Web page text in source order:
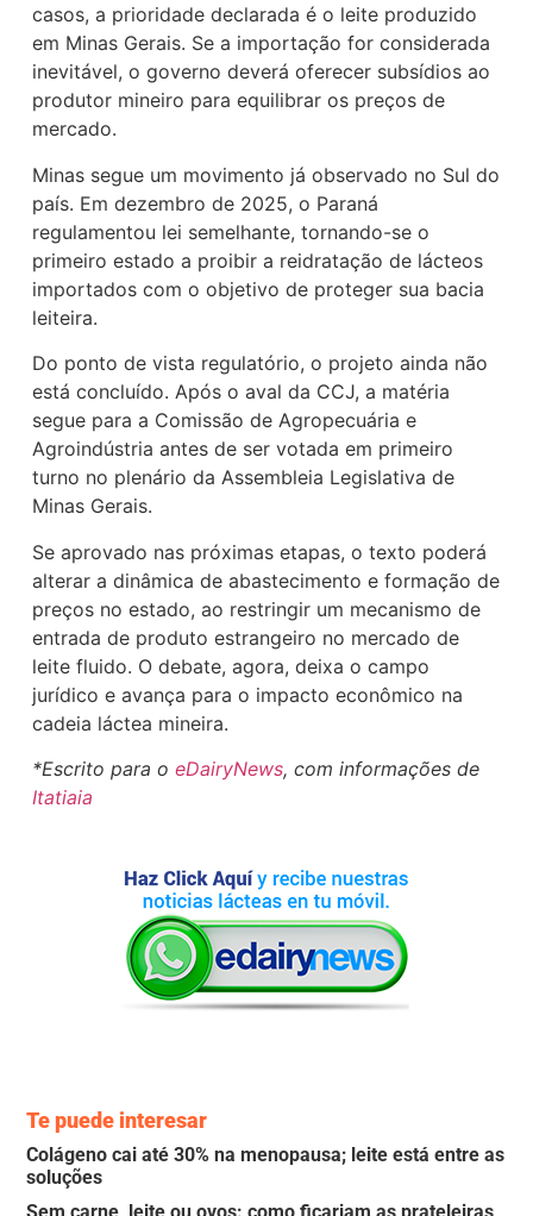
casos, a prioridade declarada é o leite produzido
em Minas Gerais. Se a importação for considerada
inevitável, o governo deverá oferecer subsídios ao
produtor mineiro para equilibrar os preços de
mercado.
Minas segue um movimento já observado no Sul do
país. Em dezembro de 2025, o Paraná
regulamentou lei semelhante, tornando-se o
primeiro estado a proibir a reidratação de lácteos
importados com o objetivo de proteger sua bacia
leiteira.
Do ponto de vista regulatório, o projeto ainda não
está concluído. Após o aval da CCJ, a matéria
segue para a Comissão de Agropecuária e
Agroindústria antes de ser votada em primeiro
turno no plenário daAssembleia Legislativa de
Minas Gerais.
Se aprovado nas próximas etapas, o texto poderá
alterar a dinâmica de abastecimento e formação de
preços no estado, ao restringir um mecanismo de
entrada de produto estrangeiro no mercado de
leite fluido. O debate, agora, deixa o campo
jurídico e avança para o impacto econômico na
cadeia láctea mineira.
*Escrito para oeDairyNews, com informações de
Itatiaia
Te puede interesar
Colágeno cai até 30% na menopausa; leite está entre as
soluções